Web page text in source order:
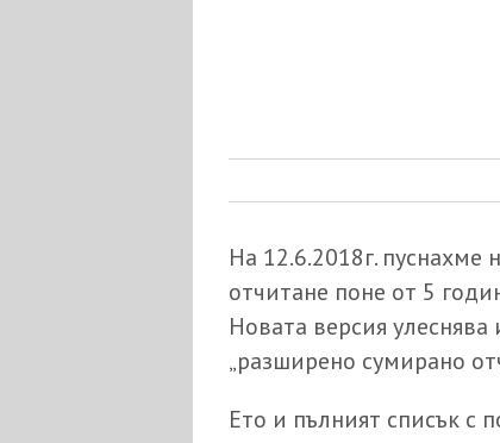
На 12.6.2018г.
отчитане поне от 5
Новата версия
„разширено сумирано
Ето и пълният списък с